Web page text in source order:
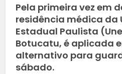
Pela primeira vez em
residência médica da
Estadual Paulista
Botucatu, é aplicada
alternativo para
sábado.